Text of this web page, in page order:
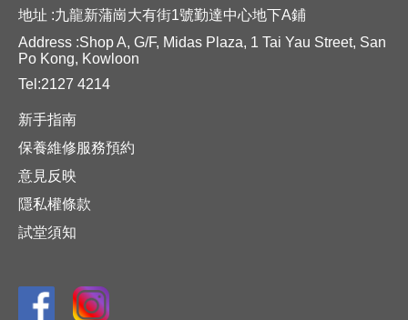
地址 :九龍新蒲崗大有街1號勤達中心地下A鋪
Address :Shop A, G/F, Midas Plaza, 1 Tai Yau Street, San
Po Kong, Kowloon
Tel:2127 4214
新手指南
保養維修服務預約
意見反映
隱私權條款
試堂須知